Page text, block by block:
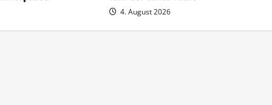
4. August 2026